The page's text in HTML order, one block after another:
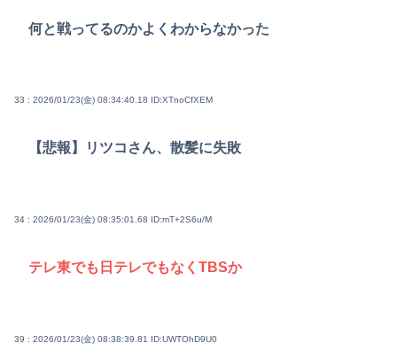
何と戦ってるのかよくわからなかった
33 : 2026/01/23(金) 08:34:40.18 ID:XTnoCfXEM
【悲報】リツコさん、散髪に失敗
34 : 2026/01/23(金) 08:35:01.68 ID:mT+2S6u/M
テレ東でも日テレでもなくTBSか
39 : 2026/01/23(金) 08:38:39.81 ID:UWTOhD9U0